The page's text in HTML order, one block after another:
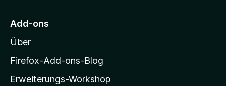
M
z
i
Add-ons
Über
Firefox-Add-ons-Blog
Erweiterungs-Workshop